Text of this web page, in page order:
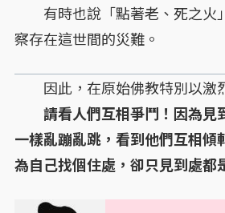
有時也說「點著老、死之火
察存在這世間的災難。
因此，在原始佛教特別以激
請看人們互相爭鬥！因為
一樣亂蹦亂跳，看到他們互相
為自己找個住處，卻只見到處都